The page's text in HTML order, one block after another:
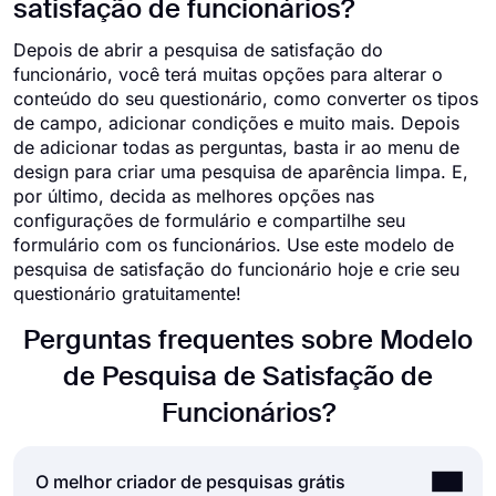
satisfação de funcionários?
Depois de abrir a pesquisa de satisfação do
funcionário, você terá muitas opções para alterar o
conteúdo do seu questionário, como converter os tipos
de campo, adicionar condições e muito mais. Depois
de adicionar todas as perguntas, basta ir ao menu de
design para criar uma pesquisa de aparência limpa. E,
por último, decida as melhores opções nas
configurações de formulário e compartilhe seu
formulário com os funcionários. Use este modelo de
pesquisa de satisfação do funcionário hoje e crie seu
questionário gratuitamente!
Perguntas frequentes sobre Modelo
de Pesquisa de Satisfação de
Funcionários?
O melhor criador de pesquisas grátis